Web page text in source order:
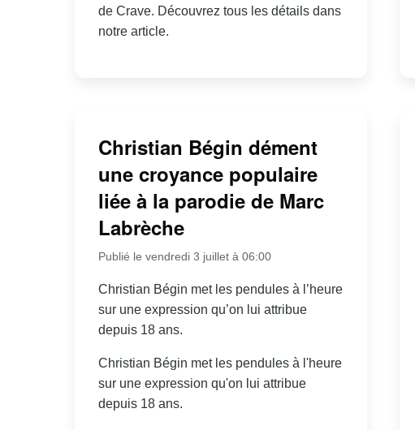
de Crave. Découvrez tous les détails dans
notre article.
Christian Bégin dément
une croyance populaire
liée à la parodie de Marc
Labrèche
Publié le vendredi 3 juillet à 06:00
Christian Bégin met les pendules à l’heure
sur une expression qu’on lui attribue
depuis 18 ans.
Christian Bégin met les pendules à l'heure
sur une expression qu'on lui attribue
depuis 18 ans.